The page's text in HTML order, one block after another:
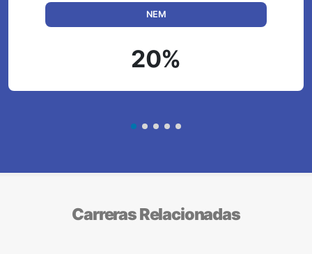
NEM
20%
Carreras Relacionadas